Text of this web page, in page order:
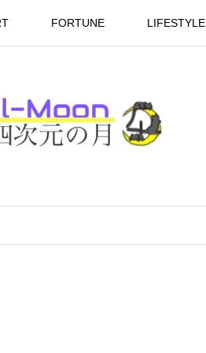
FORTUNE LIFESTYLE